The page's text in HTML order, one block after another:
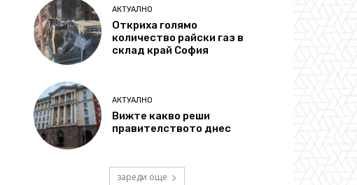
АКТУАЛНО
Откриха голямо
количество райски газ в
склад край София
АКТУАЛНО
Вижте какво реши
правителството днес
зареди още